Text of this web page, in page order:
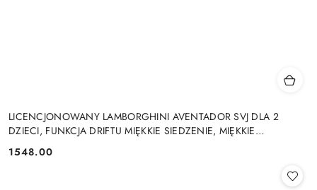
LICENCJONOWANY LAMBORGHINI AVENTADOR SVJ DLA 2
DZIECI, FUNKCJA DRIFTU MIĘKKIE SIEDZENIE, MIĘKKIE
Cena:
1548.00